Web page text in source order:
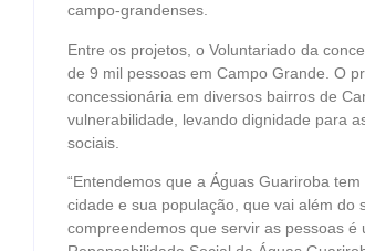
campo-grandenses.
Entre os projetos, o Voluntariado da
de 9 mil pessoas em Campo Grande. O
concessionária em diversos bairros de
vulnerabilidade, levando dignidade para
sociais.
“Entendemos que a Águas Guariroba
cidade e sua população, que vai além do
compreendemos que servir as pessoas é